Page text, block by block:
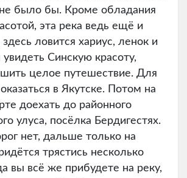
не было бы. Кроме обладания
эта река ведь ещё и
ловится хариус, ленок и
Синскую красоту,
целое путешествие. Для
в Якутске. Потом на
доехать до районного
улуса, посёлка Бердигестях.
нет, дальше только на
трястись несколько
вы всё же прибудете на реку,